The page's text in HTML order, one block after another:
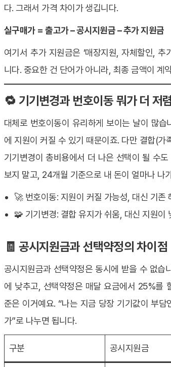
다. 그래서 가격 차이가 생깁니다.
실구매가 = 출고가 – 공시지원금 – 추가 지원금
여기서 추가 지원금은 ‘매장지원, 자체할인,
니다. 중요한 건 단어가 아니라, 최종 금액이 계
🔁 기기변경과 번호이동 뭐가 더 저
대체로 번호이동이 유리하게 보이는 날이 많
에 지원이 커질 수 있기 때문이죠. 다만 결합(
기기변경이 총비용에서 더 나은 선택이 될 수
보지 말고, 24개월 기준으로 내 돈이 얼마나 나
🚀 번호이동: 지원이 커질 가능성, 대신 기존
🧩 기기변경: 결합 유지가 쉬움, 대신 지원이
🧾 공시지원금과 선택약정의 차이점
공시지원금과 선택약정은 동시에 받을 수 없습
에 낮추고, 선택약정은 매달 요금에서 25%를
준은 이거예요. “나는 지금 당장 기기값이 부
가”로 나누면 됩니다.
구분 공시지원금